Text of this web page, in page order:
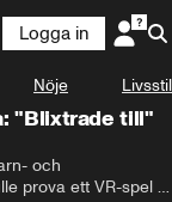
Logga in
Nöje Livsstil
"Blixtrade till"
och
prova ett VR-spel